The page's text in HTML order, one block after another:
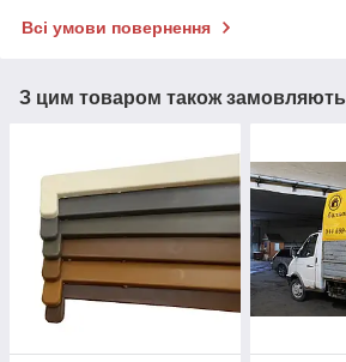
Всі умови повернення
З цим товаром також замовляють